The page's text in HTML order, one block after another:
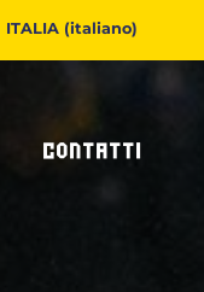
ITALIA (italiano)
CONTATTI